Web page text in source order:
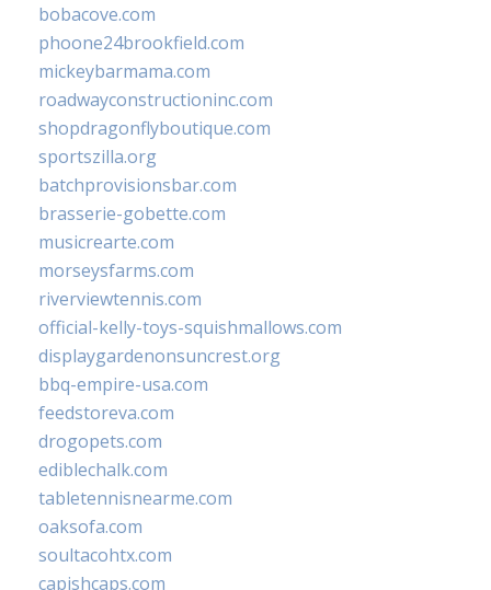
bobacove.com
phoone24brookfield.com
mickeybarmama.com
roadwayconstructioninc.com
shopdragonflyboutique.com
sportszilla.org
batchprovisionsbar.com
brasserie-gobette.com
musicrearte.com
morseysfarms.com
riverviewtennis.com
official-kelly-toys-squishmallows.com
displaygardenonsuncrest.org
bbq-empire-usa.com
feedstoreva.com
drogopets.com
ediblechalk.com
tabletennisnearme.com
oaksofa.com
soultacohtx.com
capishcaps.com